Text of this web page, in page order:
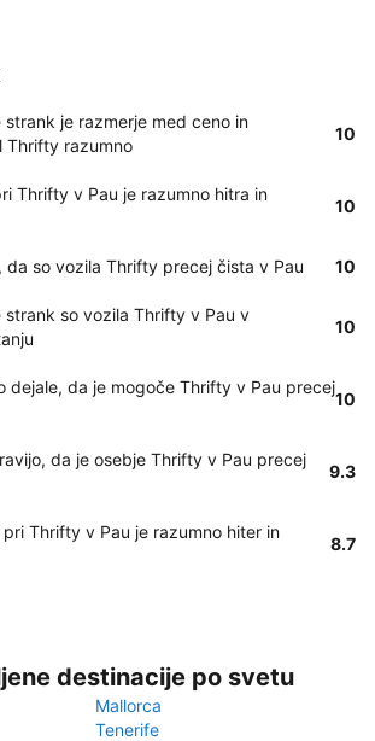
strank je razmerje med ceno in
Thrifty razumno
10
Thrifty v Pau je razumno hitra in
10
da so vozila Thrifty precej čista v Pau 10
strank so vozila Thrifty v Pau v
10
dejale, da je mogoče Thrifty v Pau precej
10
da je osebje Thrifty v Pau precej
9.3
Thrifty v Pau je razumno hiter in
8.7
destinacije po svetu
Mallorca
Tenerife